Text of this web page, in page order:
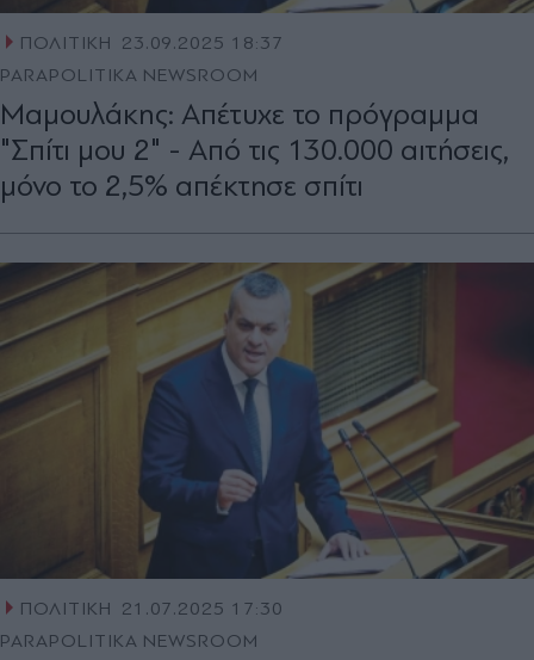
ΠΟΛΙΤΙΚΗ
23.09.2025 18:37
PARAPOLITIKA NEWSROOM
Μαμουλάκης: Απέτυχε το πρόγραμμα
"Σπίτι μου 2" - Από τις 130.000 αιτήσεις,
μόνο το 2,5% απέκτησε σπίτι
ΠΟΛΙΤΙΚΗ
21.07.2025 17:30
PARAPOLITIKA NEWSROOM